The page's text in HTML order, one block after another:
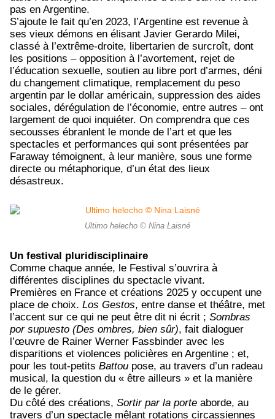
pas en Argentine.
S’ajoute le fait qu’en 2023, l’Argentine est revenue à
ses vieux démons en élisant Javier Gerardo Milei,
classé à l’extrême-droite, libertarien de surcroît, dont
les positions – opposition à l’avortement, rejet de
l’éducation sexuelle, soutien au libre port d’armes, déni
du changement climatique, remplacement du peso
argentin par le dollar américain, suppression des aides
sociales, dérégulation de l’économie, entre autres – ont
largement de quoi inquiéter. On comprendra que ces
secousses ébranlent le monde de l’art et que les
spectacles et performances qui sont présentées par
Faraway témoignent, à leur manière, sous une forme
directe ou métaphorique, d’un état des lieux
désastreux.
Ultimo helecho © Nina Laisné
Un festival pluridisciplinaire
Comme chaque année, le Festival s’ouvrira à
différentes disciplines du spectacle vivant.
Premières en France et créations 2025 y occupent une
place de choix. Los Gestos, entre danse et théâtre, met
l’accent sur ce qui ne peut être dit ni écrit ; Sombras
por supuesto (Des ombres, bien sûr), fait dialoguer
l’œuvre de Rainer Werner Fassbinder avec les
disparitions et violences policières en Argentine ; et,
pour les tout-petits Battou pose, au travers d’un radeau
musical, la question du « être ailleurs » et la manière
de le gérer.
Du côté des créations, Sortir par la porte aborde, au
travers d’un spectacle mêlant rotations circassiennes